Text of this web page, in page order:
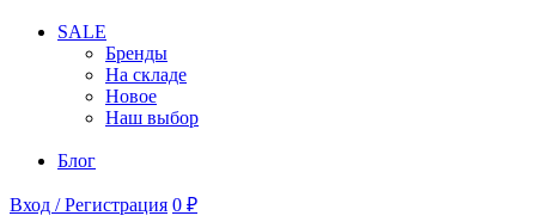
SALE
Бренды
На складе
Новое
Наш выбор
Блог
Вход / Регистрация 0 ₽